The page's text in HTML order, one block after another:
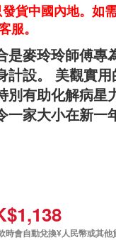
貨中國內地。如
服。
是麥玲玲師傅專
計設。 美觀實
別有助化解病星
一家大小在新一
時會自動兌換¥人民幣或其他